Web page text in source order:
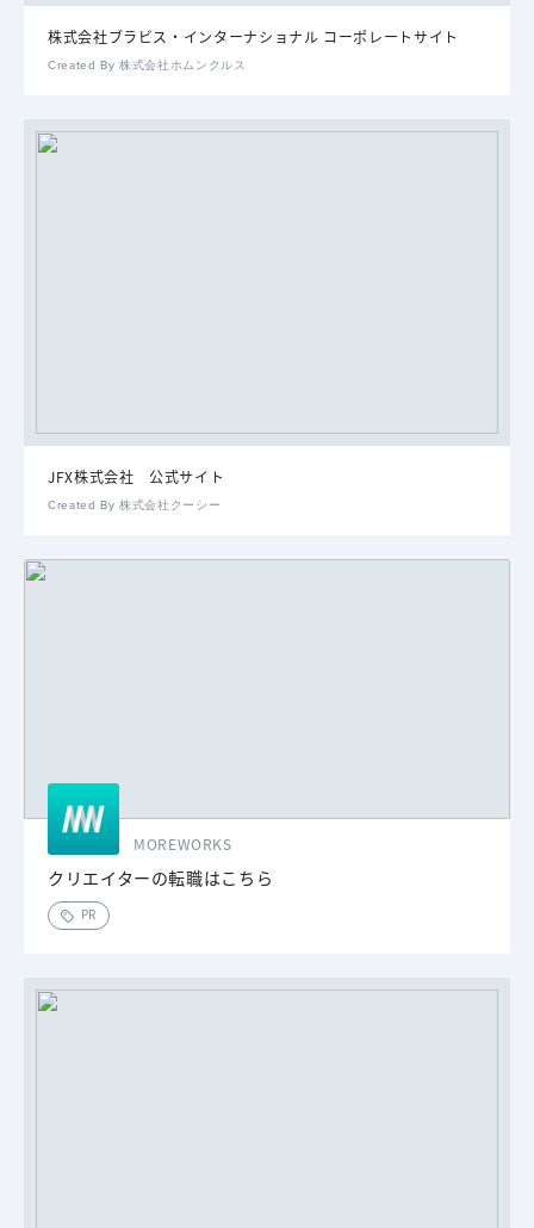
株式会社ブラビス・インターナショナル コーポレートサイト
Created By 株式会社ホムンクルス
JFX株式会社 公式サイト
Created By 株式会社クーシー
MOREWORKS
クリエイターの転職はこちら
PR